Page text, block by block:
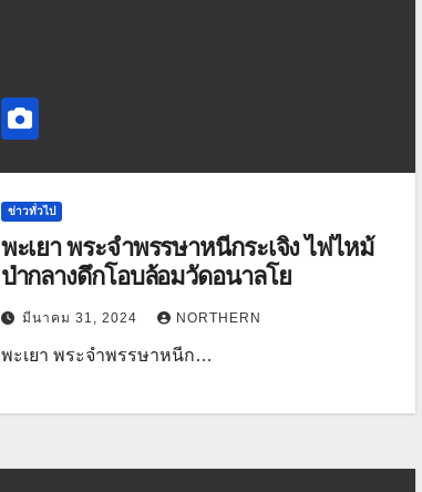
ข่าวทั่วไป
พะเยา พระจำพรรษาหนีกระเจิง ไฟไหม้
ป่ากลางดึกโอบล้อมวัดอนาลโย
มีนาคม 31, 2024 NORTHERN
พะเยา พระจำพรรษาหนีก…